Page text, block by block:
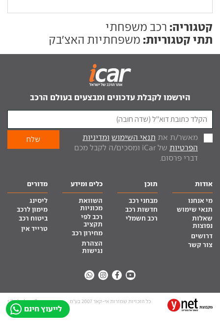
קטגוריה: רכב משפחתי
תתי קטגוריות: משפחתיות האצ'בק
לייעוץ חינם
הירשמו לקבלת עדכונים ומבצעים בעולם הרכב
מאשר/ת את תנאי השימוש ומדיניות
הפרטיות
של iCar ומסכים/ה לקבל מכם
דברי פרסום.
אודות
מי אנחנו
תנאי שימוש
שאלות
נפוצות
דרושים
צור קשר
תוכן
מבחני רכב
חדשות רכב
רכב חשמלי
כלים ומידע
השוואת
מכוניות
רכב לפי
תקציב
מחירון רכב
הצהרת
נגישות
מדורים
ליסינג
מימון לרכב
ביטוח רכב
טרייד אין
כל הזכויות שמורות אי-קאר 2007 בע”מ site by tq.soft